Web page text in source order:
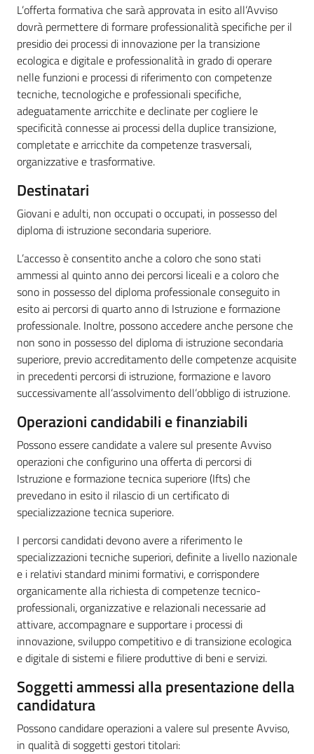
L’offerta formativa che sarà approvata in esito all’Avviso
dovrà permettere di formare professionalità specifiche per il
presidio dei processi di innovazione per la transizione
ecologica e digitale e professionalità in grado di operare
nelle funzioni e processi di riferimento con competenze
tecniche, tecnologiche e professionali specifiche,
adeguatamente arricchite e declinate per cogliere le
specificità connesse ai processi della duplice transizione,
completate e arricchite da competenze trasversali,
organizzative e trasformative.
Destinatari
Giovani e adulti, non occupati o occupati, in possesso del
diploma di istruzione secondaria superiore.
L’accesso è consentito anche a coloro che sono stati
ammessi al quinto anno dei percorsi liceali e a coloro che
sono in possesso del diploma professionale conseguito in
esito ai percorsi di quarto anno di Istruzione e formazione
professionale. Inoltre, possono accedere anche persone che
non sono in possesso del diploma di istruzione secondaria
superiore, previo accreditamento delle competenze acquisite
in precedenti percorsi di istruzione, formazione e lavoro
successivamente all’assolvimento dell’obbligo di istruzione.
Operazioni candidabili e finanziabili
Possono essere candidate a valere sul presente Avviso
operazioni che configurino una offerta di percorsi di
Istruzione e formazione tecnica superiore (Ifts) che
prevedano in esito il rilascio di un certificato di
specializzazione tecnica superiore.
I percorsi candidati devono avere a riferimento le
specializzazioni tecniche superiori, definite a livello nazionale
e i relativi standard minimi formativi, e corrispondere
organicamente alla richiesta di competenze tecnico-
professionali, organizzative e relazionali necessarie ad
attivare, accompagnare e supportare i processi di
innovazione, sviluppo competitivo e di transizione ecologica
e digitale di sistemi e filiere produttive di beni e servizi.
Soggetti ammessi alla presentazione della
candidatura
Possono candidare operazioni a valere sul presente Avviso,
in qualità di soggetti gestori titolari: